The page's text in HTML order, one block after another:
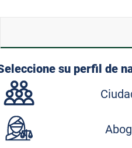
su perfil de